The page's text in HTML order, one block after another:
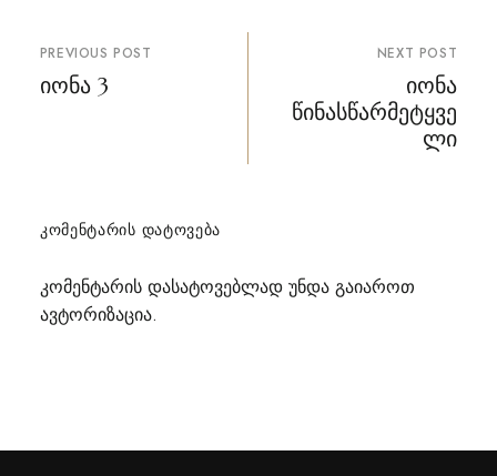
პოსტის
ნავიგაცია
PREVIOUS POST
იონა 3
NEXT POST
იონა
წინასწარმეტყვე
ლი
ᲙᲝᲛᲔᲜᲢᲐᲠᲘᲡ ᲓᲐᲢᲝᲕᲔᲑᲐ
კომენტარის დასატოვებლად უნდა გაიაროთ
ავტორიზაცია.